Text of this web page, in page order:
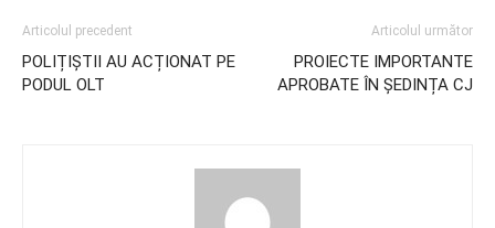
Articolul precedent
POLIȚIȘTII AU ACȚIONAT PE
PODUL OLT
Articolul următor
PROIECTE IMPORTANTE
APROBATE ÎN ȘEDINȚA CJ